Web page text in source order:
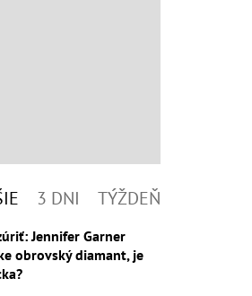
3 DNI TÝŽDEŇ
Jennifer Garner
obrovský diamant, je